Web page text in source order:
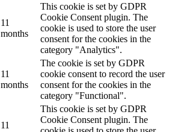
11
months
This cookie is set by GDPR
Cookie Consent plugin. The
cookie is used to store the user
consent for the cookies in the
category "Analytics".
11
months
The cookie is set by GDPR
cookie consent to record the user
consent for the cookies in the
category "Functional".
11
This cookie is set by GDPR
Cookie Consent plugin. The